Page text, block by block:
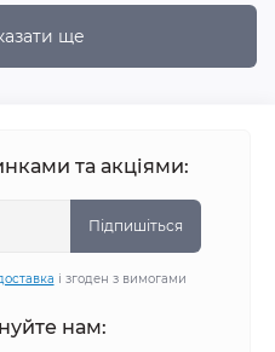
ще
та акціями:
Підпишіться
і згоден з вимогами
нам: